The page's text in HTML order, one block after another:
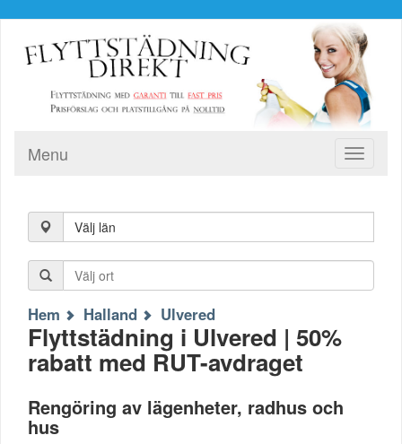
Toggle
Menu
Välj län
Hem Halland Ulvered
Flyttstädning i Ulvered | 50%
rabatt med RUT-avdraget
Rengöring av lägenheter, radhus och
hus